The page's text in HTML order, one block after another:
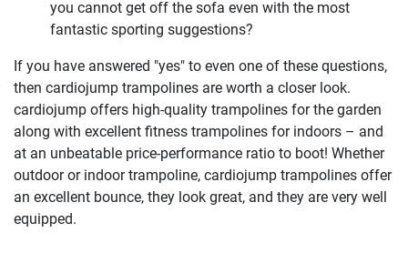
you cannot get off the sofa even with the most
fantastic sporting suggestions?
If you have answered "yes" to even one of these questions,
then cardiojump trampolines are worth a closer look.
cardiojump offers high-quality trampolines for the garden
along with excellent fitness trampolines for indoors – and
at an unbeatable price-performance ratio to boot! Whether
outdoor or indoor trampoline, cardiojump trampolines offer
an excellent bounce, they look great, and they are very well
equipped.